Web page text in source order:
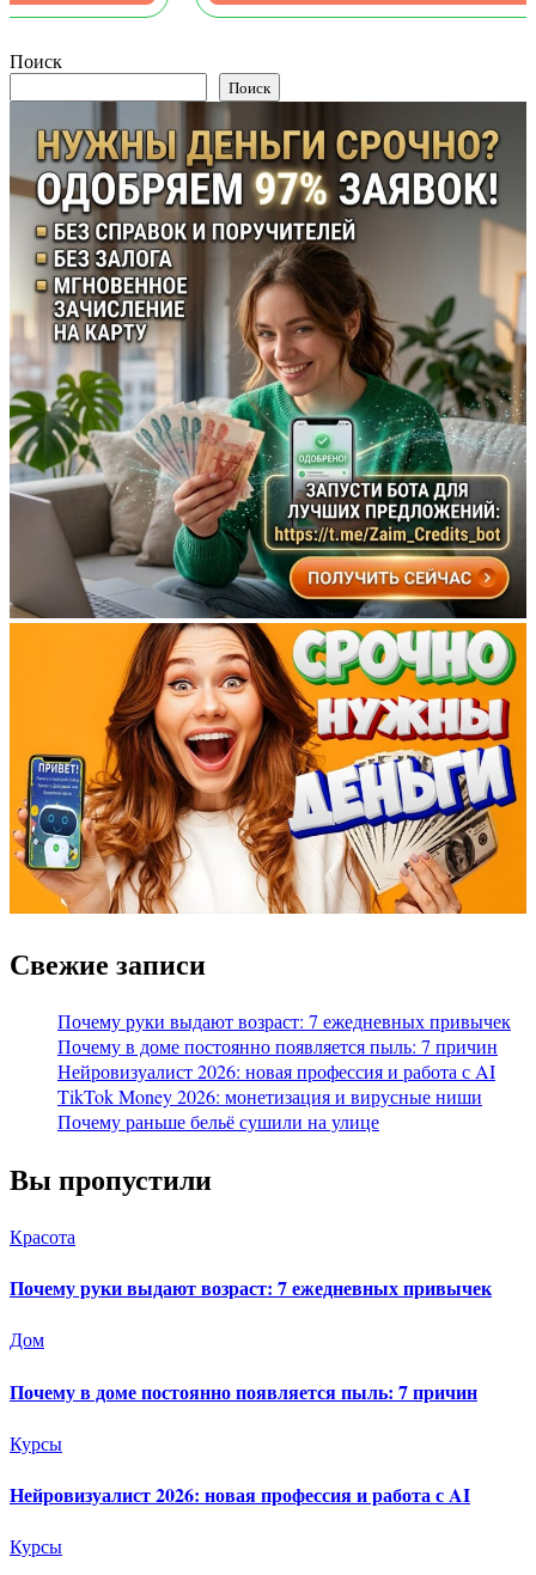
Поиск
Поиск
Свежие записи
Почему руки выдают возраст: 7 ежедневных привычек
Почему в доме постоянно появляется пыль: 7 причин
Нейровизуалист 2026: новая профессия и работа с AI
TikTok Money 2026: монетизация и вирусные ниши
Почему раньше бельё сушили на улице
Вы пропустили
Красота
Почему руки выдают возраст: 7 ежедневных привычек
Дом
Почему в доме постоянно появляется пыль: 7 причин
Курсы
Нейровизуалист 2026: новая профессия и работа с AI
Курсы